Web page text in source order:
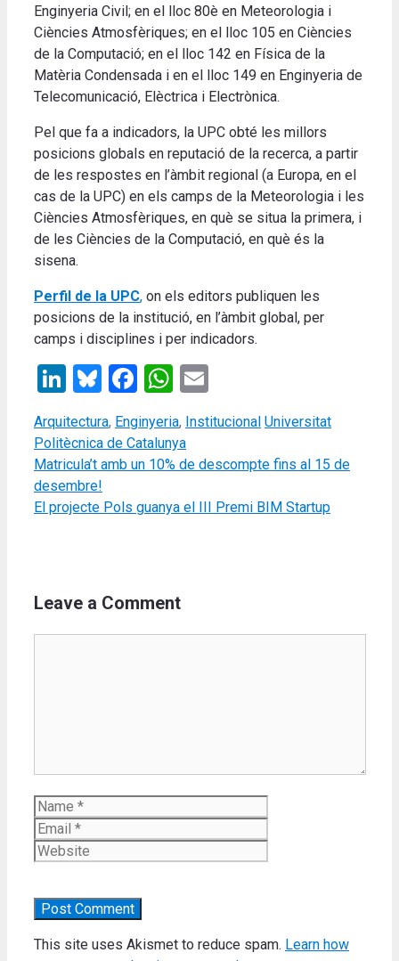
Enginyeria Civil; en el lloc 80è en Meteorologia i
Ciències Atmosfèriques; en el lloc 105 en Ciències
de la Computació; en el lloc 142 en Física de la
Matèria Condensada i en el lloc 149 en Enginyeria de
Telecomunicació, Elèctrica i Electrònica.
Pel que fa a indicadors, la UPC obté les millors
posicions globals en reputació de la recerca, a partir
de les respostes en l’àmbit regional (a Europa, en el
cas de la UPC) en els camps de la Meteorologia i les
Ciències Atmosfèriques, en què se situa la primera, i
de les Ciències de la Computació, en què és la
sisena.
Perfil de la UPC, on els editors publiquen les
posicions de la institució, en l’àmbit global, per
camps i disciplines i per indicadors.
LinkedIn
Bluesky
Facebook
WhatsApp
Categories
Arquitectura, Enginyeria, Institucional Tags
Universitat
Politècnica de Catalunya
Matricula’t amb un 10% de descompte fins al 15 de
desembre!
El projecte Pols guanya el III Premi BIM Startup
Leave a Comment
Name
This site uses Akismet to reduce spam. Learn how